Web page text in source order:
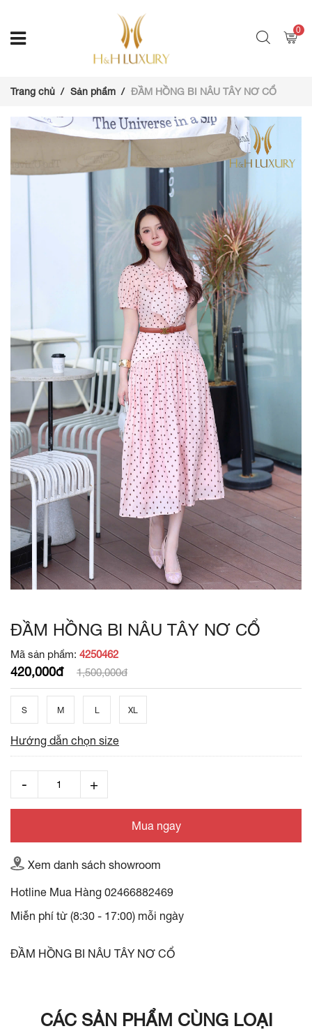
0
Trang chủ Sản phẩm ĐẦM HỒNG BI NÂU TÂY NƠ CỔ
ĐẦM HỒNG BI NÂU TÂY NƠ CỔ
Mã sản phẩm: 4250462
420,000đ 1,500,000đ
S M L XL
Hướng dẫn chọn size
Mua ngay
Xem danh sách showroom
Hotline Mua Hàng 02466882469
Miễn phí từ (8:30 - 17:00) mỗi ngày
ĐẦM HỒNG BI NÂU TÂY NƠ CỔ
CÁC SẢN PHẨM CÙNG LOẠI